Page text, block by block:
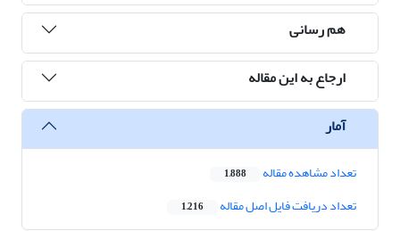
هم رسانی
ارجاع به این مقاله
آمار
تعداد مشاهده مقاله 1,888
تعداد دریافت فایل اصل مقاله 1,216